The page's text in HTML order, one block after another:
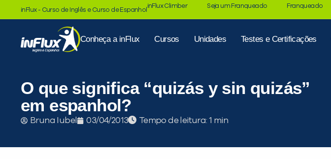
inFlux - Curso de Inglês e Curso de Espanhol
inFlux Climber Seja um Franqueado Franqueado
Conheça a inFlux Cursos Unidades Testes e Certificações
O que significa “quizás y sin quizás”
em espanhol?
Bruna Iubel 03/04/2013 Tempo de leitura: